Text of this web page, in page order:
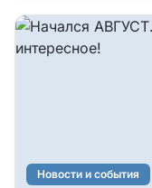
Новости и события